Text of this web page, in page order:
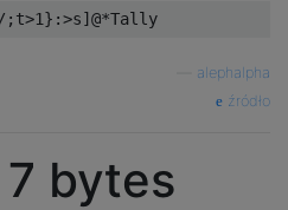
alephalpha
źródło
bytes